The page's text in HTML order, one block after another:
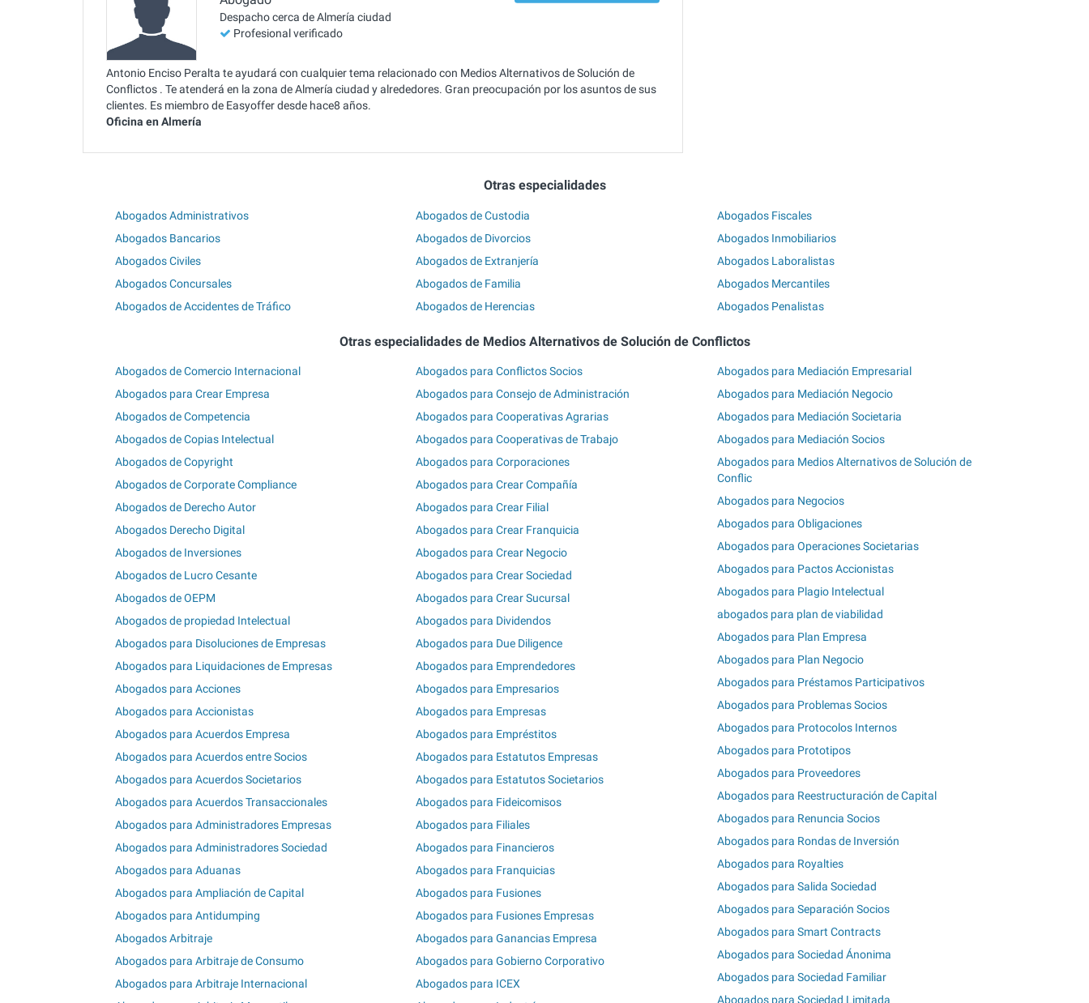
Despacho cerca de Almería ciudad
Profesional verificado
Antonio Enciso Peralta te ayudará con cualquier tema relacionado con Medios Alternativos de Solución de
Conflictos . Te atenderá en la zona de Almería ciudad y alrededores. Gran preocupación por los asuntos de sus
clientes. Es miembro de Easyoffer desde hace8 años.
Oficina en Almería
Otras especialidades
Abogados Administrativos
Abogados Bancarios
Abogados Civiles
Abogados Concursales
Abogados de Accidentes de Tráfico
Abogados de Custodia
Abogados de Divorcios
Abogados de Extranjería
Abogados de Familia
Abogados de Herencias
Abogados Fiscales
Abogados Inmobiliarios
Abogados Laboralistas
Abogados Mercantiles
Abogados Penalistas
Otras especialidades de Medios Alternativos de Solución de Conflictos
Abogados de Comercio Internacional
Abogados para Crear Empresa
Abogados de Competencia
Abogados de Copias Intelectual
Abogados de Copyright
Abogados de Corporate Compliance
Abogados de Derecho Autor
Abogados Derecho Digital
Abogados de Inversiones
Abogados de Lucro Cesante
Abogados de OEPM
Abogados de propiedad Intelectual
Abogados para Disoluciones de Empresas
Abogados para Liquidaciones de Empresas
Abogados para Acciones
Abogados para Accionistas
Abogados para Acuerdos Empresa
Abogados para Acuerdos entre Socios
Abogados para Acuerdos Societarios
Abogados para Acuerdos Transaccionales
Abogados para Administradores Empresas
Abogados para Administradores Sociedad
Abogados para Aduanas
Abogados para Ampliación de Capital
Abogados para Antidumping
Abogados Arbitraje
Abogados para Arbitraje de Consumo
Abogados para Arbitraje Internacional
Abogados para Conflictos Socios
Abogados para Consejo de Administración
Abogados para Cooperativas Agrarias
Abogados para Cooperativas de Trabajo
Abogados para Corporaciones
Abogados para Crear Compañía
Abogados para Crear Filial
Abogados para Crear Franquicia
Abogados para Crear Negocio
Abogados para Crear Sociedad
Abogados para Crear Sucursal
Abogados para Dividendos
Abogados para Due Diligence
Abogados para Emprendedores
Abogados para Empresarios
Abogados para Empresas
Abogados para Empréstitos
Abogados para Estatutos Empresas
Abogados para Estatutos Societarios
Abogados para Fideicomisos
Abogados para Filiales
Abogados para Financieros
Abogados para Franquicias
Abogados para Fusiones
Abogados para Fusiones Empresas
Abogados para Ganancias Empresa
Abogados para Gobierno Corporativo
Abogados para ICEX
Abogados para Mediación Empresarial
Abogados para Mediación Negocio
Abogados para Mediación Societaria
Abogados para Mediación Socios
Abogados para Medios Alternativos de Solución de
Conflic
Abogados para Negocios
Abogados para Obligaciones
Abogados para Operaciones Societarias
Abogados para Pactos Accionistas
Abogados para Plagio Intelectual
abogados para plan de viabilidad
Abogados para Plan Empresa
Abogados para Plan Negocio
Abogados para Préstamos Participativos
Abogados para Problemas Socios
Abogados para Protocolos Internos
Abogados para Prototipos
Abogados para Proveedores
Abogados para Reestructuración de Capital
Abogados para Renuncia Socios
Abogados para Rondas de Inversión
Abogados para Royalties
Abogados para Salida Sociedad
Abogados para Separación Socios
Abogados para Smart Contracts
Abogados para Sociedad Ánonima
Abogados para Sociedad Familiar
Abogados para Sociedad Limitada